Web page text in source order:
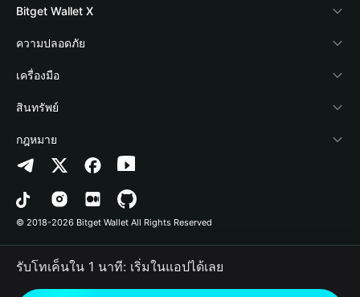
Blog
Academy
ข่าวสารด้านคริปโต
ศูนย์ช่วยเหลือ
ติดต่อเรา
ทรัพยากรข้อมูลของแบรนด์
อาชีพ
Crypto Card
Stablecoin Earn
Payfi Crypto
Crypto Swap API
Altcoin Season Index
Prediction Markets
DApp
RWA
Bitget Wallet X
นักพัฒนา
เชื่อมต่อ Wallet
Bitget Wallet Pay
ลิสต์โปรเจกต์
ความปลอดภัย
Protection Fund
เทคโนโลยีความปลอดภัย
เครื่องมือ
ซื้อคริปโต
การตรวจจับการอนุญาต
การตรวจจับสัญญา
การโอนเป็นชุด
สินทรัพย์
Arbitrum
Avalanche
Bitcoin
Polygon
กฎหมาย
นโยบายความเป็นส่วนตัว
ข้อตกลงในการใช้บริการ
© 2018-2026 Bitget Wallet All Rights Reserved
รับโทเค็นใน 1 นาที: เริ่มในแอปได้เลย